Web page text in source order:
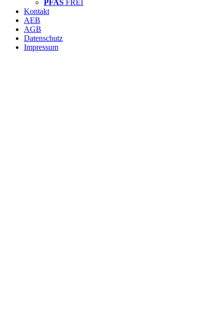
PFAS FREI
Kontakt
AEB
AGB
Datenschutz
Impressum